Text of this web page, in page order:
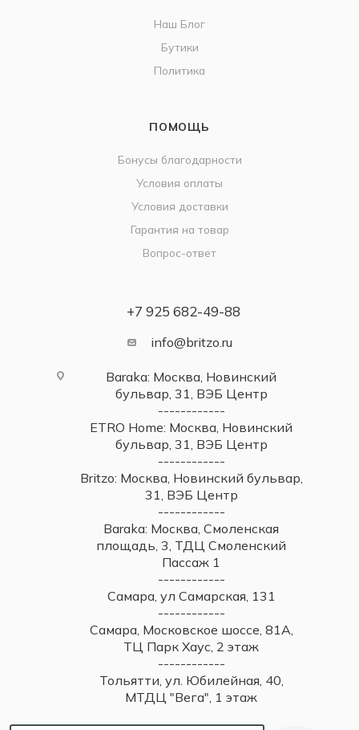
Наш Блог
Бутики
Политика
ПОМОЩЬ
Бонусы благодарности
Условия оплаты
Условия доставки
Гарантия на товар
Вопрос-ответ
+7 925 682-49-88
info@britzo.ru
Baraka: Москва, Новинский
бульвар, 31, ВЭБ Центр
------------
ETRO Home: Москва, Новинский
бульвар, 31, ВЭБ Центр
------------
Britzo: Москва, Новинский бульвар,
31, ВЭБ Центр
------------
Baraka: Москва, Смоленская
площадь, 3, ТДЦ Смоленский
Пассаж 1
------------
Самара, ул Самарская, 131
------------
Самара, Московское шоссе, 81А,
ТЦ Парк Хаус, 2 этаж
------------
Тольятти, ул. Юбилейная, 40,
МТДЦ "Вега", 1 этаж